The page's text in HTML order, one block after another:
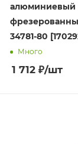
алюминиевый
34781-80
Много
1 712₽/шт